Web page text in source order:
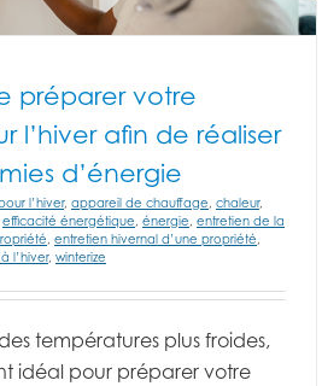
préparer votre
l’hiver afin de réaliser
d’énergie
l’hiver, appareil de chauffage, chaleur,
efficacité énergétique, énergie, entretien de la
, entretien hivernal d’une propriété,
l’hiver, winterize
températures plus froides,
idéal pour préparer votre